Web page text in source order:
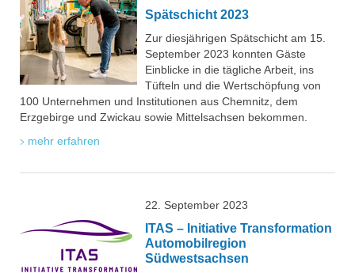
Spätschicht 2023
Zur diesjährigen Spätschicht am 15.
September 2023 konnten Gäste
Einblicke in die tägliche Arbeit, ins
Tüfteln und die Wertschöpfung von
100 Unternehmen und Institutionen aus Chemnitz, dem
Erzgebirge und Zwickau sowie Mittelsachsen bekommen.
mehr erfahren
22. September 2023
ITAS – Initiative Transformation
Automobilregion
Südwestsachsen